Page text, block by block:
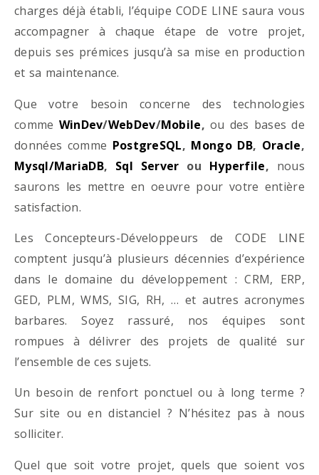
charges déjà établi, l’équipe CODE LINE saura vous
accompagner à chaque étape de votre projet,
depuis ses prémices jusqu’à sa mise en production
et sa maintenance.
Que votre besoin concerne des technologies
comme WinDev/WebDev/Mobile, ou des bases de
données comme PostgreSQL, Mongo DB, Oracle,
Mysql/MariaDB, Sql Server ou Hyperfile, nous
saurons les mettre en oeuvre pour votre entière
satisfaction.
Les Concepteurs-Développeurs de CODE LINE
comptent jusqu’à plusieurs décennies d’expérience
dans le domaine du développement : CRM, ERP,
GED, PLM, WMS, SIG, RH, … et autres acronymes
barbares. Soyez rassuré, nos équipes sont
rompues à délivrer des projets de qualité sur
l’ensemble de ces sujets.
Un besoin de renfort ponctuel ou à long terme ?
Sur site ou en distanciel ? N’hésitez pas à nous
solliciter.
Quel que soit votre projet, quels que soient vos